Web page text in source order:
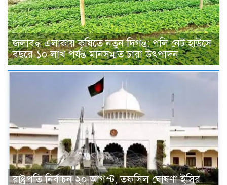
জলাবদ্ধ এলাকায় কৃষিতে নতুন দিগন্ত: পলি নেট হাউসে
বছরে ১০ লাখ পর্যন্ত মানসম্মত চারা উৎপাদন
রাষ্ট্রপতি নির্বাচন ২০ আগস্ট, তফসিল ঘোষণা ইসির